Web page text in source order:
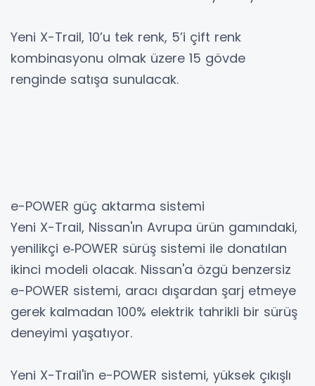
Yeni X-Trail, 10’u tek renk, 5’i çift renk
kombinasyonu olmak üzere 15 gövde
renginde satışa sunulacak.
e-POWER güç aktarma sistemi
Yeni X-Trail, Nissan'ın Avrupa ürün gamındaki,
yenilikçi e‑POWER sürüş sistemi ile donatılan
ikinci modeli olacak. Nissan'a özgü benzersiz
e-POWER sistemi, aracı dışardan şarj etmeye
gerek kalmadan 100% elektrik tahrikli bir sürüş
deneyimi yaşatıyor.
Yeni X-Trail'in e-POWER sistemi, yüksek çıkışlı